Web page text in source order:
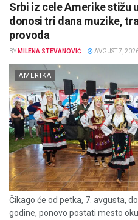
Srbi iz cele Amerike stižu
donosi tri dana muzike,
provoda
BY MILENA STEVANOVIĆ AVGUST 7,
AMERIKA
Čikago će od petka, 7. avgusta,
godine, ponovo postati mesto